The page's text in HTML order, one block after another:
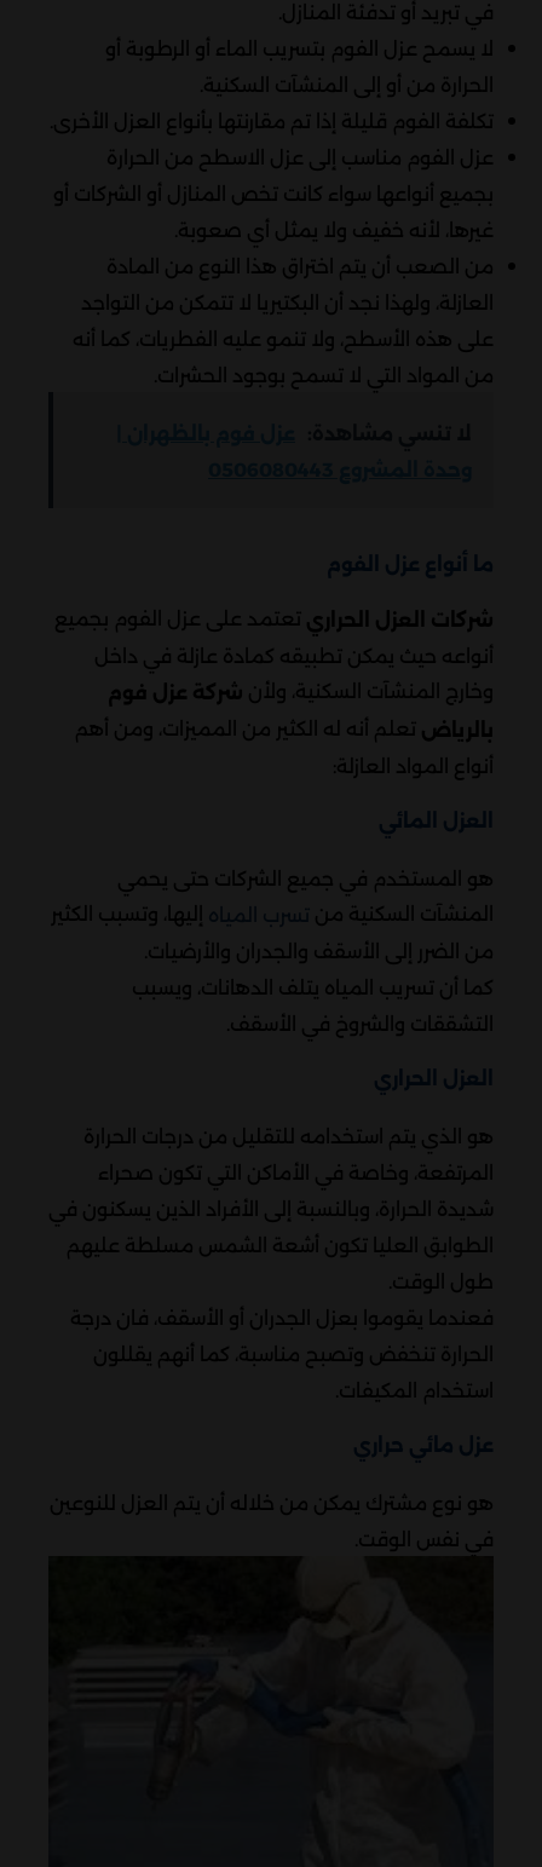
في تبريد أو تدفئة المنازل.
لا يسمح عزل الفوم بتسريب الماء أو الرطوبة أو
الحرارة من أو إلى المنشآت السكنية.
تكلفة الفوم قليلة إذا تم مقارنتها بأنواع العزل الأخرى.
عزل الفوم مناسب إلى عزل الاسطح من الحرارة
بجميع أنواعها سواء كانت تخص المنازل أو الشركات أو
غيرها، لأنه خفيف ولا يمثل أي صعوبة.
من الصعب أن يتم اختراق هذا النوع من المادة
العازلة، ولهذا نجد أن البكتيريا لا تتمكن من التواجد
على هذه الأسطح، ولا تنمو عليه الفطريات، كما أنه
من المواد التي لا تسمح بوجود الحشرات.
ما أنواع عزل الفوم
شركات العزل الحراري تعتمد على عزل الفوم بجميع
أنواعه حيث يمكن تطبيقه كمادة عازلة في داخل
وخارج المنشآت السكنية، ولأن شركة عزل فوم
بالرياض تعلم أنه له الكثير من المميزات، ومن أهم
أنواع المواد العازلة:
العزل المائي
هو المستخدم في جميع الشركات حتى يحمي
المنشآت السكنية من
إليها، وتسبب الكثير
من الضرر إلى الأسقف والجدران والأرضيات.
كما أن تسريب المياه يتلف الدهانات، ويسبب
التشققات والشروخ في الأسقف.
العزل الحراري
هو الذي يتم استخدامه للتقليل من درجات الحرارة
المرتفعة، وخاصة في الأماكن التي تكون صحراء
شديدة الحرارة، وبالنسبة إلى الأفراد الذين يسكنون في
الطوابق العليا تكون أشعة الشمس مسلطة عليهم
طول الوقت.
فعندما يقوموا بعزل الجدران أو الأسقف، فان درجة
الحرارة تنخفض وتصبح مناسبة، كما أنهم يقللون
استخدام المكيفات.
عزل مائي حراري
هو نوع مشترك يمكن من خلاله أن يتم العزل للنوعين
في نفس الوقت.